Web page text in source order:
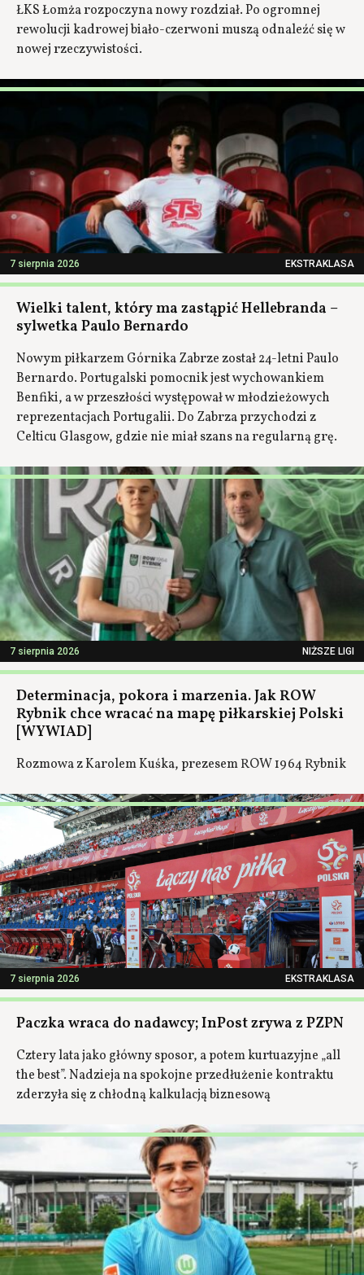
ŁKS Łomża rozpoczyna nowy rozdział. Po ogromnej
rewolucji kadrowej biało-czerwoni muszą odnaleźć się w
nowej rzeczywistości.
7 sierpnia 2026 EKSTRAKLASA
Wielki talent, który ma zastąpić Hellebranda –
sylwetka Paulo Bernardo
Nowym piłkarzem Górnika Zabrze został 24-letni Paulo
Bernardo. Portugalski pomocnik jest wychowankiem
Benfiki, a w przeszłości występował w młodzieżowych
reprezentacjach Portugalii. Do Zabrza przychodzi z
Celticu Glasgow, gdzie nie miał szans na regularną grę.
7 sierpnia 2026 NIŻSZE LIGI
Determinacja, pokora i marzenia. Jak ROW
Rybnik chce wracać na mapę piłkarskiej Polski
[WYWIAD]
Rozmowa z Karolem Kuśka, prezesem ROW 1964 Rybnik
7 sierpnia 2026 EKSTRAKLASA
Paczka wraca do nadawcy; InPost zrywa z PZPN
Cztery lata jako główny sposor, a potem kurtuazyjne „all
the best”. Nadzieja na spokojne przedłużenie kontraktu
zderzyła się z chłodną kalkulacją biznesową